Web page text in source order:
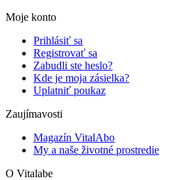
Moje konto
Prihlásiť sa
Registrovať sa
Zabudli ste heslo?
Kde je moja zásielka?
Uplatniť poukaz
Zaujímavosti
Magazín VitalAbo
My a naše životné prostredie
O Vitalabe